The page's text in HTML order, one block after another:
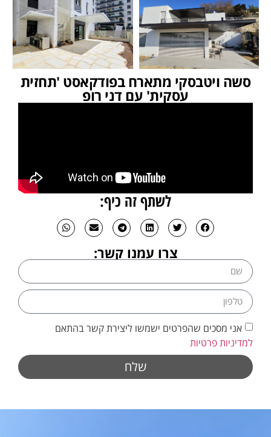
סשה ויטבסקי מתארח בפודקאסט 'תחזית
עסקית' עם דני רופ
לשתף זה כיף:
צרו עמנו קשר:
אני מסכים שהפרטים ישמשו ליצירת קשר בהתאם
למדיניות פרטיות
שלח